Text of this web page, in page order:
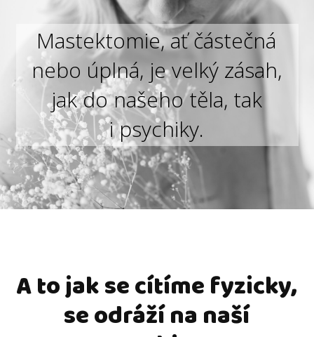
Mastektomie, ať částečná
nebo úplná, je velký zásah,
jak do našeho těla, tak
i psychiky.
A to jak se cítíme fyzicky,
se odráží na naší